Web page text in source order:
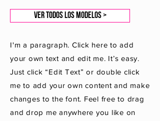
ver todos los modelos >
I'm a paragraph. Click here to add
your own text and edit me. It’s easy.
Just click “Edit Text” or double click
me to add your own content and make
changes to the font. Feel free to drag
and drop me anywhere you like on